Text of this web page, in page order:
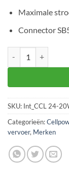
Maximale
Connector
SKU: Int_CCL 24-
Categorieën:
vervoer, Merken